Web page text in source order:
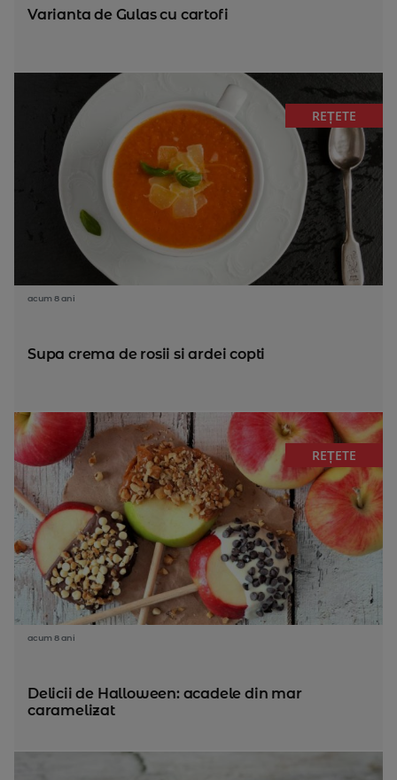
Varianta de Gulas cu cartofi
REȚETE
acum 8 ani
Supa crema de rosii si ardei copti
REȚETE
acum 8 ani
Delicii de Halloween: acadele din mar
caramelizat